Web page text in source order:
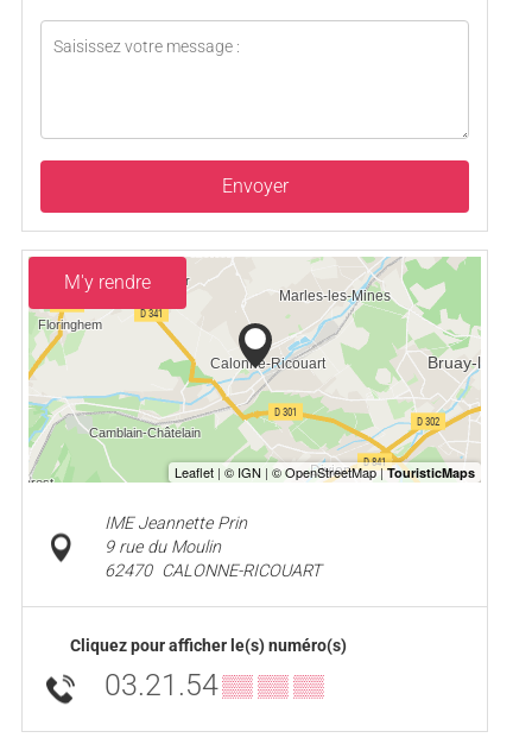
Envoyer
M'y rendre
IME Jeannette Prin
9 rue du Moulin
62470 CALONNE-RICOUART
Cliquez pour afficher le(s) numéro(s)
03.21.54▒▒ ▒▒ ▒▒